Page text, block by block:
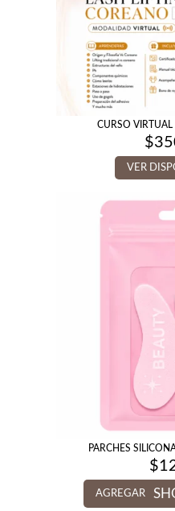
CURSO
$
VER
PARCHES
$
AGREGAR